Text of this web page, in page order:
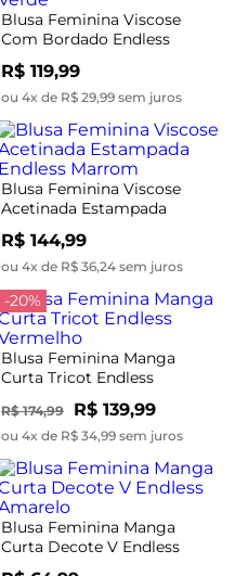
Blusa Feminina Viscose
Com Bordado Endless
Verde
R$ 119,99
ou 4x de R$ 29,99 sem juros
Blusa Feminina Viscose
Acetinada Estampada
Endless Marrom
R$ 144,99
ou 4x de R$ 36,24 sem juros
-20%
Blusa Feminina Manga
Curta Tricot Endless
R$ 174,99 R$ 139,99
ou 4x de R$ 34,99 sem juros
Blusa Feminina Manga
Curta Decote V Endless
Amarelo